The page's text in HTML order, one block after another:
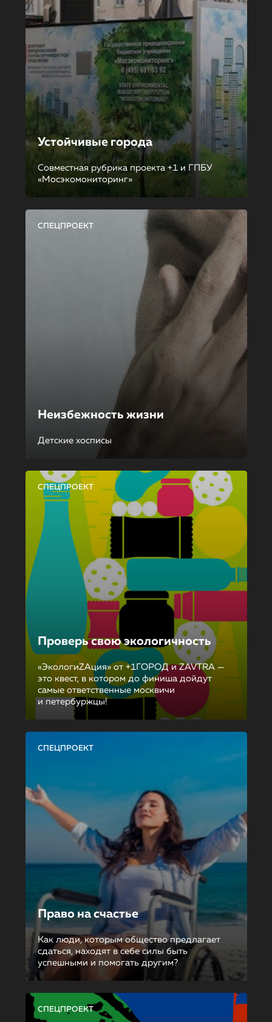
Устойчивые города
Совместная рубрика проекта +1 и ГПБУ
«Мосэкомониторинг»
СПЕЦПРОЕКТ
Неизбежность жизни
Детские хосписы
СПЕЦПРОЕКТ
Проверь свою экологичность
«ЭкологиZAция» от +1ГОРОД и ZAVTRA —
это квест, в котором до финиша дойдут
самые ответственные москвичи
и петербуржцы!
СПЕЦПРОЕКТ
Право на счастье
Как люди, которым общество предлагает
сдаться, находят в себе силы быть
успешными и помогать другим?
СПЕЦПРОЕКТ